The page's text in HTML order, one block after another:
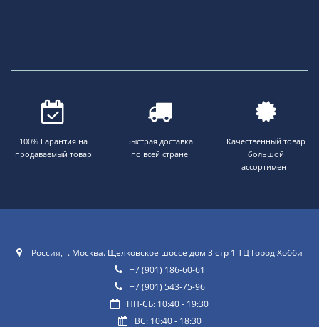
100% Гарантия на
продаваемый товар
Быстрая доставка
по всей стране
Качественный товар
большой
ассортимент
Россия, г. Москва. Щелковское шоссе дом 3 стр 1 ТЦ Город Хобби
+7 (901) 186-60-61
+7 (901) 543-75-96
ПН-СБ: 10:40 - 19:30
ВС: 10:40 - 18:30